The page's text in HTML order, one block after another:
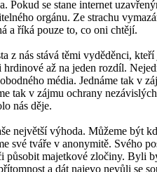
Pokud se stane internet
orgánu. Ze strachu
a říká pouze to, co oni chtějí.
z nás stává těmi vyděděnci,
hrdinové až na jeden rozdíl.
média. Jednáme tak v
tak v zájmu ochrany
nás děje.
největší výhoda. Můžeme být
své tváře v anonymitě. Svého
působit majetkové zločiny. Byli
a dát najevo nevůli se